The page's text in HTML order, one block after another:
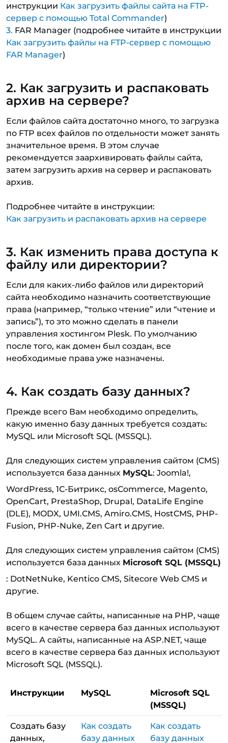
инструкции Как загрузить файлы сайта на FTP-
сервер с помощью Total Commander)
FAR Manager (подробнее читайте в инструкции
Как загрузить файлы на FTP-сервер с помощью
FAR Manager)
2. Как загрузить и распаковать
архив на сервере?
Если файлов сайта достаточно много, то загрузка
по FTP всех файлов по отдельности может занять
значительное время. В этом случае
рекомендуется заархивировать файлы сайта,
затем загрузить архив на сервер и распаковать
архив.
Подробнее читайте в инструкции:
Как загрузить и распаковать архив на сервере
3. Как изменить права доступа к
файлу или директории?
Если для каких-либо файлов или директорий
сайта необходимо назначить соответствующие
права (например, “только чтение” или “чтение и
запись”), то это можно сделать в панели
управления хостингом Plesk. По умолчанию
после того, как домен был создан, все
необходимые права уже назначены.
4. Как создать базу данных?
Прежде всего Вам необходимо определить,
какую именно базу данных требуется создать:
MySQL или Microsoft SQL (MSSQL).
Для следующих систем управления сайтом (CMS)
используется база данных MySQL: Joomla!,
WordPress, 1С-Битрикс, osCommerce, Magento,
OpenCart, PrestaShop, Drupal, DataLife Engine
(DLE), MODX, UMI.CMS, Amiro.CMS, HostCMS, PHP-
Fusion, PHP-Nuke, Zen Cart и другие.
Для следующих систем управления сайтом (CMS)
используется база данных Microsoft SQL (MSSQL)
: DotNetNuke, Kentico CMS, Sitecore Web CMS и
другие.
В общем случае сайты, написанные на PHP, чаще
всего в качестве сервера баз данных используют
MySQL. А сайты, написанные на ASP.NET, чаще
всего в качестве сервера баз данных используют
Microsoft SQL (MSSQL).
Инструкции MySQL
Microsoft SQL
(MSSQL)
Создать базу
данных,
Как создать
базу данных
Как создать
базу данных